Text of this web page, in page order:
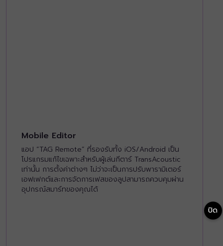
Mobile Editor
แอป “TAG Remote” ที่รองรับทั้ง iOS/Android เป็น
โปรแกรมแก้ไขเฉพาะสำหรับผู้เล่นกีตาร์ TransAcoustic
เท่านั้น การตั้งค่าต่างๆ ไม่ว่าจะเป็นการปรับพารามิเตอร์
เอฟเฟกต์และการจัดการเฟสของลูปสามารถควบคุมผ่าน
อุปกรณ์สมาร์ทของคุณได้
ปิด